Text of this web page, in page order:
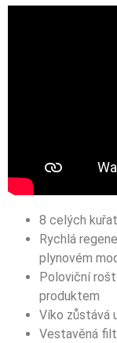
8 celých
Rychlá
plynovém
Poloviční
produktem
Víko zůstává
Vestavěná